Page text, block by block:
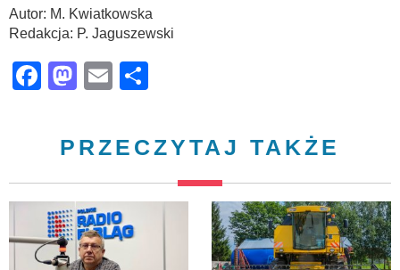
Autor: M. Kwiatkowska
Redakcja: P. Jaguszewski
Facebook
Mastodon
Email
PRZECZYTAJ TAKŻE